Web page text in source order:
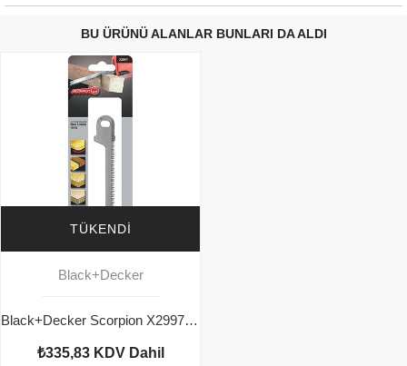
BU ÜRÜNÜ ALANLAR BUNLARI DA ALDI
TÜKENDI
Black+Decker
Black+Decker Scorpion X29971 Testere Bıçağı 99mm
₺335,83 KDV Dahil